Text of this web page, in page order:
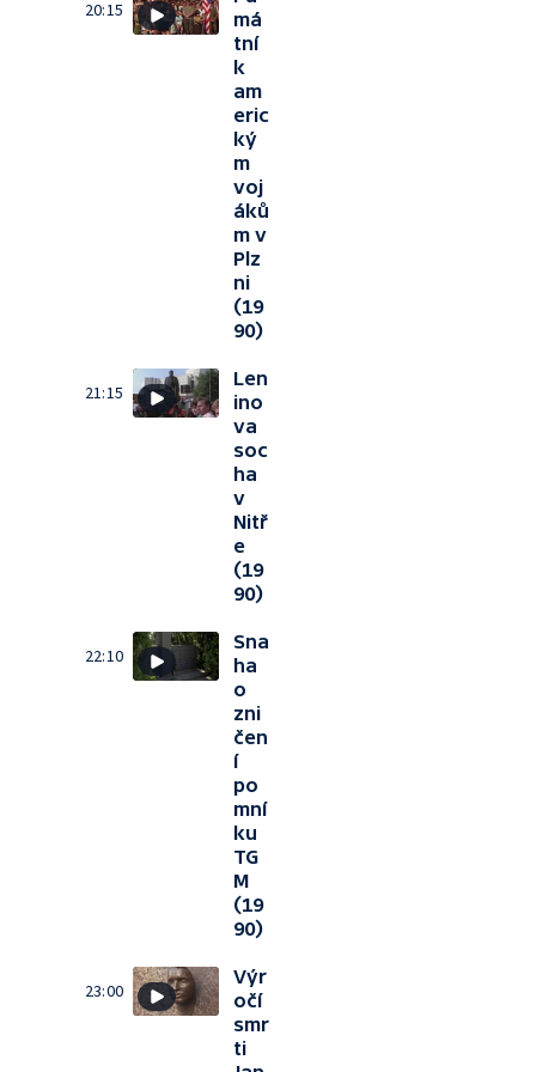
20:15
má
tní
k
am
eric
ký
m
voj
áků
m v
Plz
ni
(19
90)
21:15
Len
ino
va
soc
ha
v
Nitř
e
(19
90)
22:10
Sna
ha
o
zni
čen
í
po
mní
ku
TG
M
(19
90)
23:00
Výr
očí
smr
ti